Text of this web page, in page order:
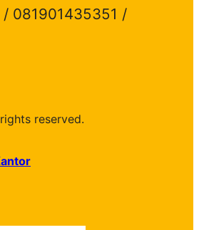
081901435351 /
reserved.